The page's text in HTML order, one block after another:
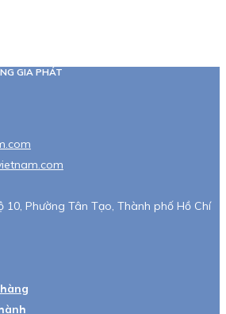
GIA PHÁT
10, Phường Tân Tạo, Thành phố Hồ Chí